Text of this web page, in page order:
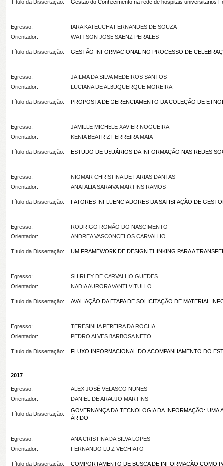
Título da Dissertação: Gestão do Conhecimento na rede de hospitais universitários
Egresso:
IARA KATEUCHA FERNANDES DE SOUZA
Orientador:
WATTSON JOSE SAENZ PERALES
Título da Dissertação: GESTÃO INFORMACIONAL NO PROCESSO DE
Egresso:
JAILMA DA SILVA MEDEIROS SANTOS
Orientador:
LUCIANA DE ALBUQUERQUE MOREIRA
Título da Dissertação: PROPOSTA DE GERENCIAMENTO DA COLEÇÃO DE
Egresso:
JAMILLE MICHELE XAVIER NOGUEIRA
Orientador:
KENIA BEATRIZ FERREIRA MAIA
Título da Dissertação: ESTUDO DE USUÁRIOS DA INFORMAÇÃO NAS REDES
Egresso:
NIOMAR CHRISTINA DE FARIAS DANTAS
Orientador:
ANATALIA SARAIVA MARTINS RAMOS
Título da Dissertação: FATORES INFLUENCIADORES DA SATISFAÇÃO DE
Egresso:
RODRIGO ROMÃO DO NASCIMENTO
Orientador:
ANDREA VASCONCELOS CARVALHO
Título da Dissertação: UM FRAMEWORK DE DESIGN THINKING PARA A
Egresso:
SHIRLEY DE CARVALHO GUEDES
Orientador:
NADIA AURORA VANTI VITULLO
Título da Dissertação: AVALIAÇÃO DA ETAPA DE SOLICITAÇÃO DE MATERIAL
Egresso:
TERESINHA PEREIRA DA ROCHA
Orientador:
PEDRO ALVES BARBOSA NETO
Título da Dissertação: FLUXO INFORMACIONAL DO ACOMPANHAMENTO DO
2017
Egresso:
ALEX JOSÉ VELASCO NUNES
Orientador:
DANIEL DE ARAUJO MARTINS
Título da Dissertação:
GOVERNANÇA DA TECNOLOGIA DA INFORMAÇÃO:
ÁRIDO
Egresso:
ANA CRISTINA DA SILVA LOPES
Orientador:
FERNANDO LUIZ VECHIATO
Título da Dissertação: COMPORTAMENTO DE BUSCA DE INFORMAÇÃO COMO